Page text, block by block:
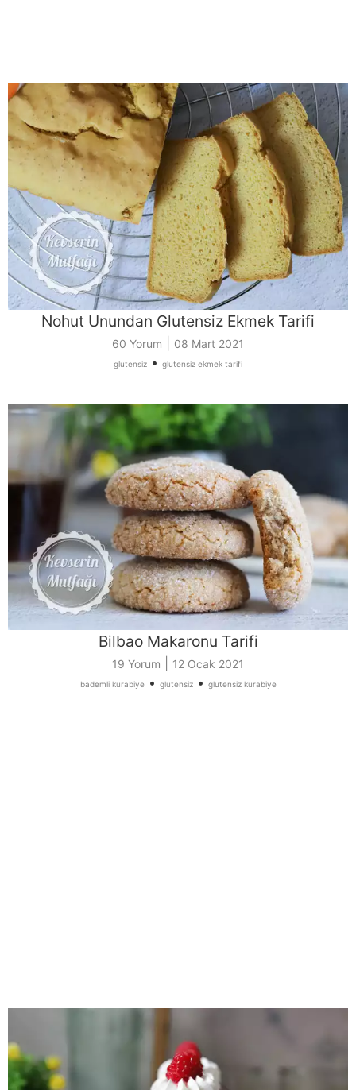
Nohut Unundan Glutensiz Ekmek Tarifi
60 Yorum 08 Mart 2021
glutensiz • glutensiz ekmek tarifi
Bilbao Makaronu Tarifi
19 Yorum 12 Ocak 2021
bademli kurabiye• glutensiz• glutensiz kurabiye